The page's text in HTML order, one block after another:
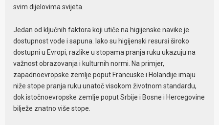
svim dijelovima svijeta.
Jedan od ključnih faktora koji utiče na higijenske navike je
dostupnost vode i sapuna. Iako su higijenski resursi široko
dostupni u Evropi, razlike u stopama pranja ruku ukazuju na
važnost obrazovanja i kulturnih normi. Na primjer,
zapadnoevropske zemlje poput Francuske i Holandije imaju
niže stope pranja ruku unatoč visokom životnom standardu,
dok istočnoevropske zemlje poput Srbije i Bosne i Hercegovine
bilježe znatno više stope.